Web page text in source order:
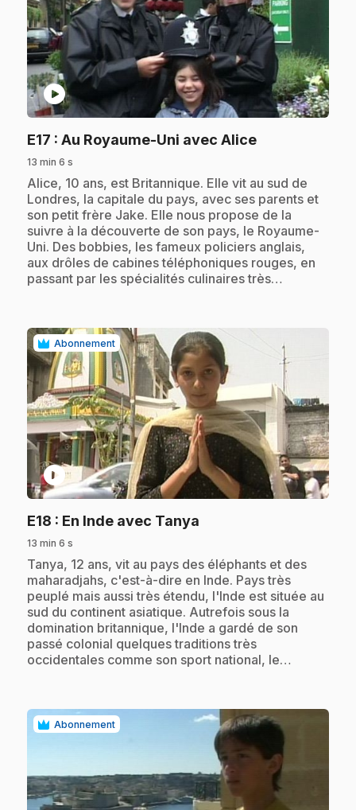
play_circle
E17 : Au Royaume-Uni avec Alice.
13 min 6 s
.Alice, 10 ans, est Britannique. Elle vit au sud de
Londres, la capitale du pays, avec ses parents et
son petit frère Jake. Elle nous propose de la
suivre à la découverte de son pays, le Royaume-
Uni. Des bobbies, les fameux policiers anglais,
aux drôles de cabines téléphoniques rouges, en
passant par les spécialités culinaires très…
Abonnement
play_circle
E18 : En Inde avec Tanya
13 min 6 s
.Tanya, 12 ans, vit au pays des éléphants et des
maharadjahs, c'est-à-dire en Inde. Pays très
peuplé mais aussi très étendu, l'Inde est située au
sud du continent asiatique. Autrefois sous la
domination britannique, l'Inde a gardé de son
passé colonial quelques traditions très
occidentales comme son sport national, le…
Abonnement